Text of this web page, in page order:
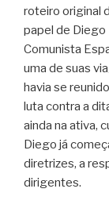
roteiro original
papel de Diego
Comunista
uma de suas
havia se
luta contra a
ainda na ativa,
Diego já
diretrizes, a
dirigentes.